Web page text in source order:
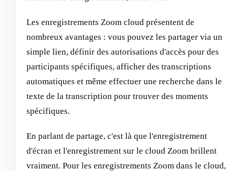
Les enregistrements Zoom cloud présentent de
nombreux avantages : vous pouvez les partager via un
simple lien, définir des autorisations d'accès pour des
participants spécifiques, afficher des transcriptions
automatiques et même effectuer une recherche dans le
texte de la transcription pour trouver des moments
spécifiques.
En parlant de partage, c'est là que l'enregistrement
d'écran et l'enregistrement sur le cloud Zoom brillent
vraiment. Pour les enregistrements Zoom dans le cloud,